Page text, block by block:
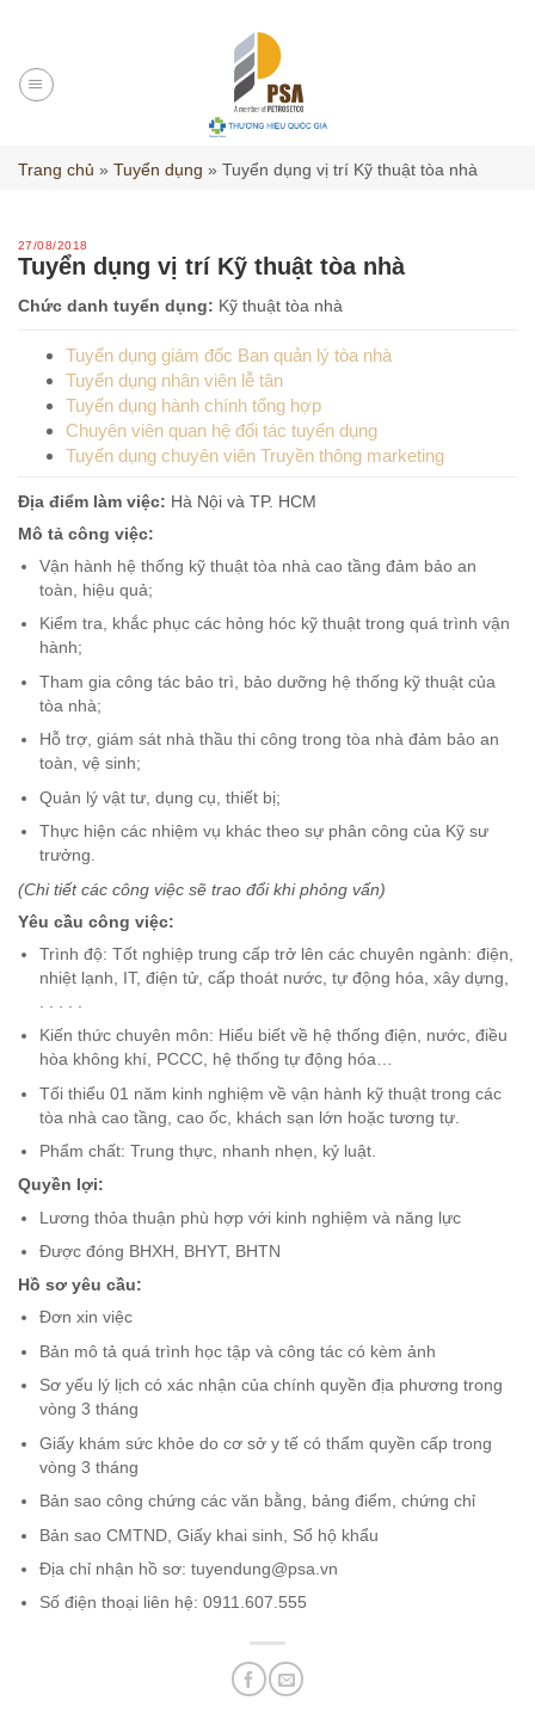
content
Trang chủ » Tuyển dụng » Tuyển dụng vị trí Kỹ thuật tòa nhà
27/08/2018
Tuyển dụng vị trí Kỹ thuật tòa nhà
Chức danh tuyển dụng: Kỹ thuật tòa nhà
Tuyển dụng giám đốc Ban quản lý tòa nhà
Tuyển dụng nhân viên lễ tân
Tuyển dụng hành chính tổng hợp
Chuyên viên quan hệ đối tác tuyển dụng
Tuyển dụng chuyên viên Truyền thông marketing
Địa điểm làm việc: Hà Nội và TP. HCM
Mô tả công việc:
Vận hành hệ thống kỹ thuật tòa nhà cao tầng đảm bảo an
toàn, hiệu quả;
Kiểm tra, khắc phục các hỏng hóc kỹ thuật trong quá trình vận
hành;
Tham gia công tác bảo trì, bảo dưỡng hệ thống kỹ thuật của
tòa nhà;
Hỗ trợ, giám sát nhà thầu thi công trong tòa nhà đảm bảo an
toàn, vệ sinh;
Quản lý vật tư, dụng cụ, thiết bị;
Thực hiện các nhiệm vụ khác theo sự phân công của Kỹ sư
trưởng.
(Chi tiết các công việc sẽ trao đổi khi phỏng vấn)
Yêu cầu công việc:
Trình độ: Tốt nghiệp trung cấp trở lên các chuyên ngành: điện,
nhiệt lạnh, IT, điện tử, cấp thoát nước, tự động hóa, xây dựng,
Kiến thức chuyên môn: Hiểu biết về hệ thống điện, nước, điều
hòa không khí, PCCC, hệ thống tự động hóa…
Tối thiểu 01 năm kinh nghiệm về vận hành kỹ thuật trong các
tòa nhà cao tầng, cao ốc, khách sạn lớn hoặc tương tự.
Phẩm chất: Trung thực, nhanh nhẹn, kỷ luật.
Quyền lợi:
Lương thỏa thuận phù hợp với kinh nghiệm và năng lực
Được đóng BHXH, BHYT, BHTN
Hồ sơ yêu cầu:
Đơn xin việc
Bản mô tả quá trình học tập và công tác có kèm ảnh
Sơ yếu lý lịch có xác nhận của chính quyền địa phương trong
vòng 3 tháng
Giấy khám sức khỏe do cơ sở y tế có thẩm quyền cấp trong
vòng 3 tháng
Bản sao công chứng các văn bằng, bảng điểm, chứng chỉ
Bản sao CMTND, Giấy khai sinh, Sổ hộ khẩu
Địa chỉ nhận hồ sơ: tuyendung@psa.vn
Số điện thoại liên hệ: 0911.607.555